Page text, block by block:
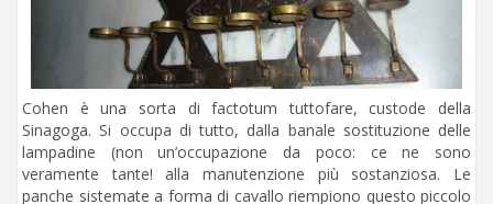
Cohen è una sorta di factotum tuttofare, custode della
Sinagoga. Si occupa di tutto, dalla banale sostituzione delle
lampadine (non un’occupazione da poco: ce ne sono
veramente tante! alla manutenzione più sostanziosa. Le
panche sistemate a forma di cavallo riempiono questo piccolo